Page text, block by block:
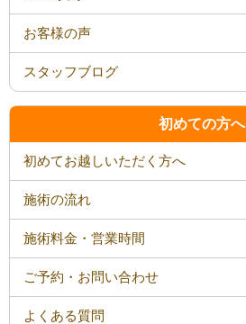
お客様の声
スタッフブログ
初めての方へ
初めてお越しいただく方へ
施術の流れ
施術料金・営業時間
ご予約・お問い合わせ
よくある質問